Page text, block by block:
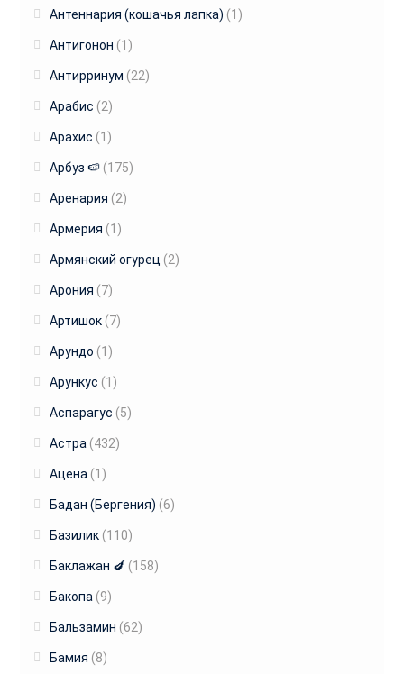
Антеннария (кошачья лапка) (1)
Антигонон (1)
Антирринум (22)
Арабис (2)
Арахис (1)
Арбуз 🍉 (175)
Аренария (2)
Армерия (1)
Армянский огурец (2)
Арония (7)
Артишок (7)
Арундо (1)
Арункус (1)
Аспарагус (5)
Астра (432)
Ацена (1)
Бадан (Бергения) (6)
Базилик (110)
Баклажан 🍆 (158)
Бакопа (9)
Бальзамин (62)
Бамия (8)